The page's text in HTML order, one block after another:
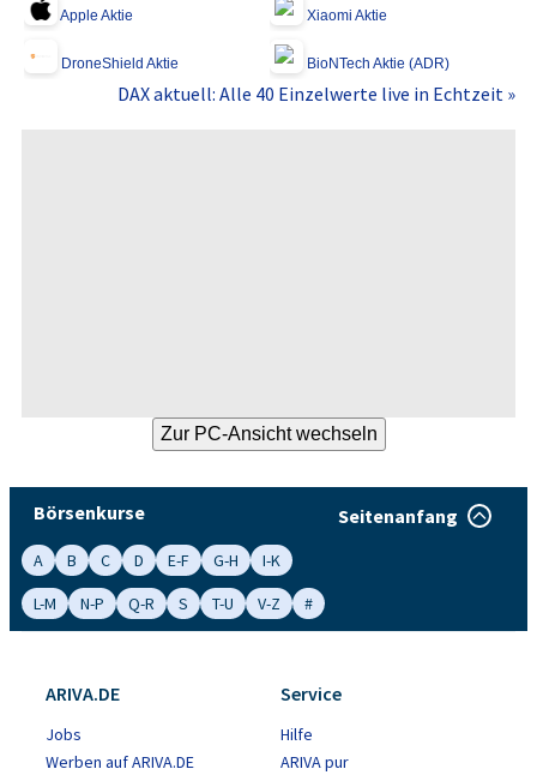
Apple Aktie Xiaomi Aktie
DroneShield Aktie BioNTech Aktie (ADR)
DAX aktuell: Alle 40 Einzelwerte live in Echtzeit »
Börsenkurse Seitenanfang
A B C D E-F G-H
I-K
L-M
N-P Q-R S T-U V-Z #
ARIVA.DE
Jobs
Werben auf ARIVA.DE
Service
Hilfe
ARIVA pur